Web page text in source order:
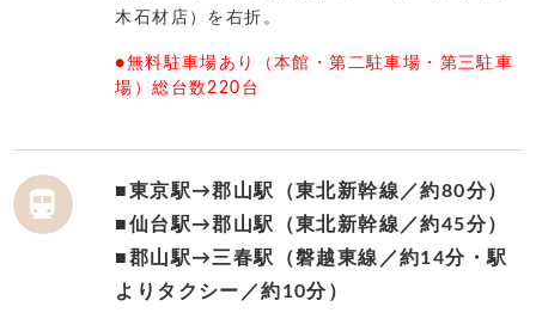
木石材店）を右折。
●無料駐車場あり（本館・第二駐車場・第三駐車
場）総台数220台

■東京駅→郡山駅（東北新幹線／約80分）
■仙台駅→郡山駅（東北新幹線／約45分）
■郡山駅→三春駅（磐越東線／約14分・駅
よりタクシー／約10分）